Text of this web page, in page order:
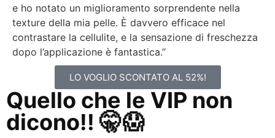
e ho notato un miglioramento sorprendente nella
texture della mia pelle. È davvero efficace nel
contrastare la cellulite, e la sensazione di freschezza
dopo l’applicazione è fantastica.”
LO VOGLIO SCONTATO AL 52%!
Quello che le VIP non
dicono!! 🤫😱